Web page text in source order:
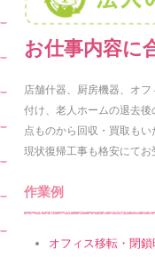
お仕事内容に
店舗什器、厨房機器、オ
付け、老人ホームの退去
点ものから回収・買取も
現状復帰工事も格安にて
作業例
オフィス移転・閉